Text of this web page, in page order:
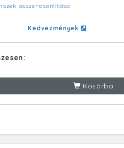
összehasonlítása
Kedvezmények
Kosárba